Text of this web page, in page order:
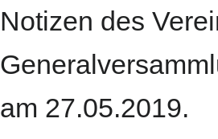
Navigation
Suche
Notizen des
am 27.05.2019.